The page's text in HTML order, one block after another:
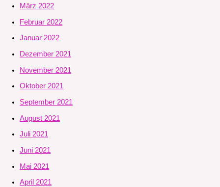
März 2022
Februar 2022
Januar 2022
Dezember 2021
November 2021
Oktober 2021
September 2021
August 2021
Juli 2021
Juni 2021
Mai 2021
April 2021